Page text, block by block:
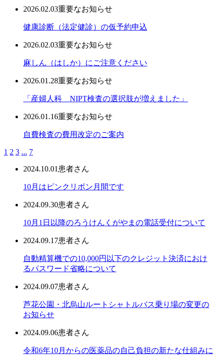
2026.02.03重要なお知らせ
健康診断（法定健診）の仮予約申込
2026.02.03重要なお知らせ
麻しん（はしか）にご注意ください
2026.01.28重要なお知らせ
「産婦人科 NIPT検査の選択肢が増えました」
2026.01.16重要なお知らせ
自費検査の費用改定のご案内
1 2 3 ... 7
2024.10.01 患者さん
10月はピンクリボン月間です
2024.09.30患者さん
10月1日以降のろうけんくがやまの電話受付について
2024.09.17患者さん
自動精算機での10,000円以下のクレジット決済におけ
るパスワード省略について
2024.09.07患者さん
芦花公園・北烏山ルートシャトルバス乗り場の変更の
お知らせ
2024.09.06患者さん
令和6年10月からの医薬品の自己負担の新たな仕組みに